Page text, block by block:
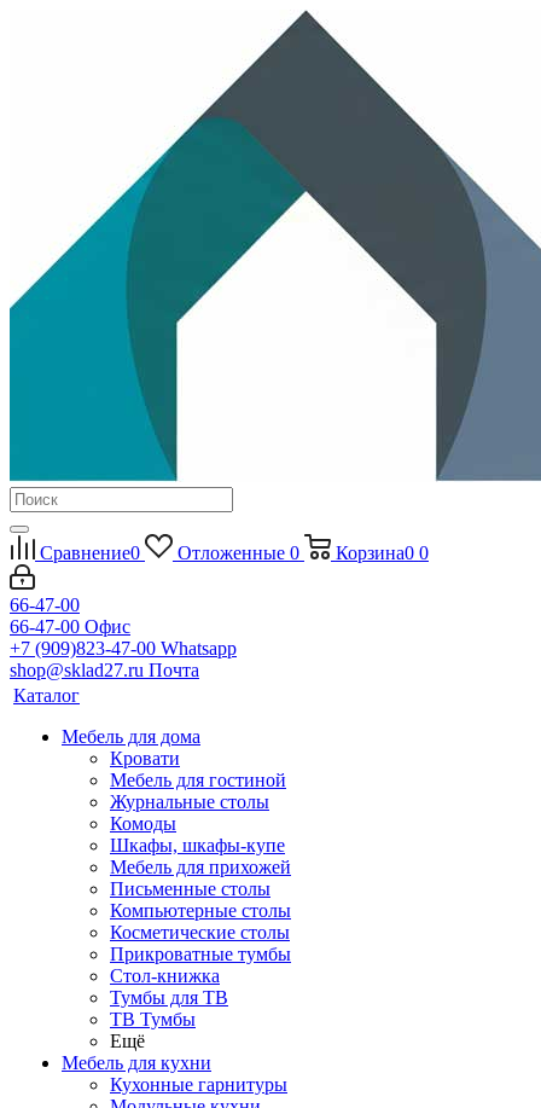
Сравнение0 Отложенные 0 Корзина0 0
66-47-00
66-47-00 Офис
+7 (909)823-47-00 Whatsapp
shop@sklad27.ru Почта
Каталог
Мебель для дома
Кровати
Мебель для гостиной
Журнальные столы
Комоды
Шкафы, шкафы-купе
Мебель для прихожей
Письменные столы
Компьютерные столы
Косметические столы
Прикроватные тумбы
Стол-книжка
Тумбы для ТВ
ТВ Тумбы
Ещё
Мебель для кухни
Кухонные гарнитуры